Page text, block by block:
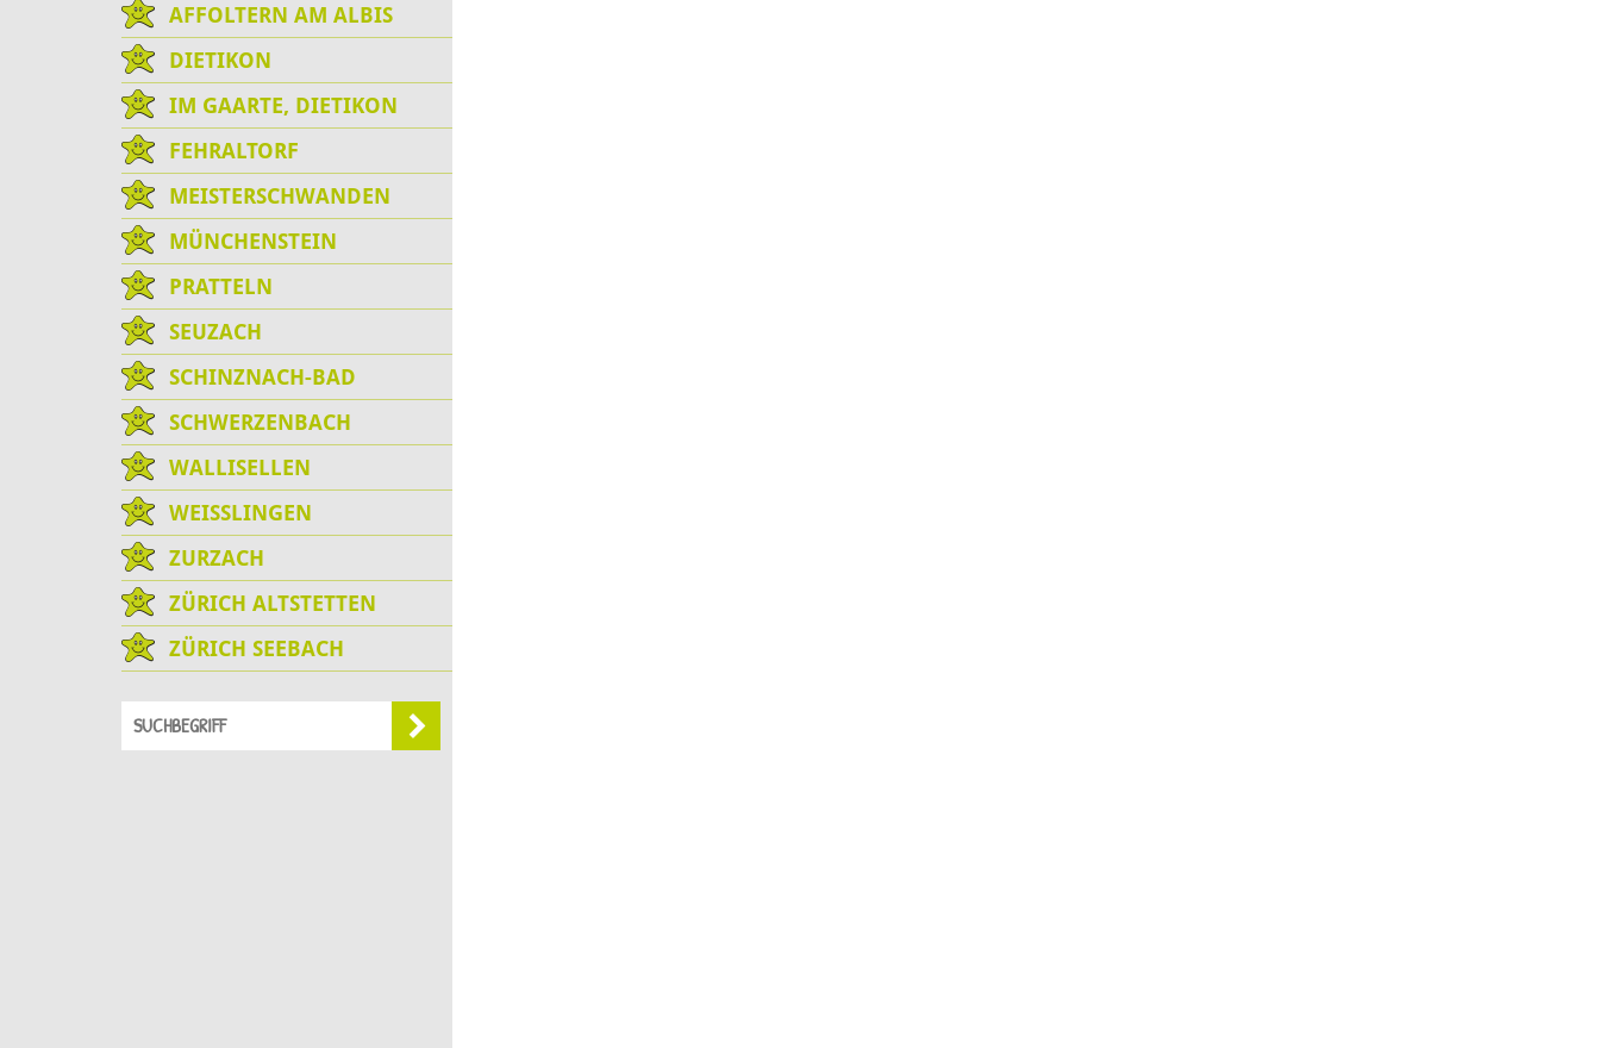
AFFOLTERN AM ALBIS
DIETIKON
IM GAARTE, DIETIKON
FEHRALTORF
MEISTERSCHWANDEN
MÜNCHENSTEIN
PRATTELN
SEUZACH
SCHINZNACH-BAD
SCHWERZENBACH
WALLISELLEN
WEISSLINGEN
ZURZACH
ZÜRICH ALTSTETTEN
ZÜRICH SEEBACH